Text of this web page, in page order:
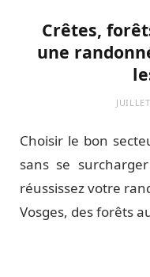
Crêtes,
une
Choisir le bon
sans se
réussissez votre
Vosges, des forêts